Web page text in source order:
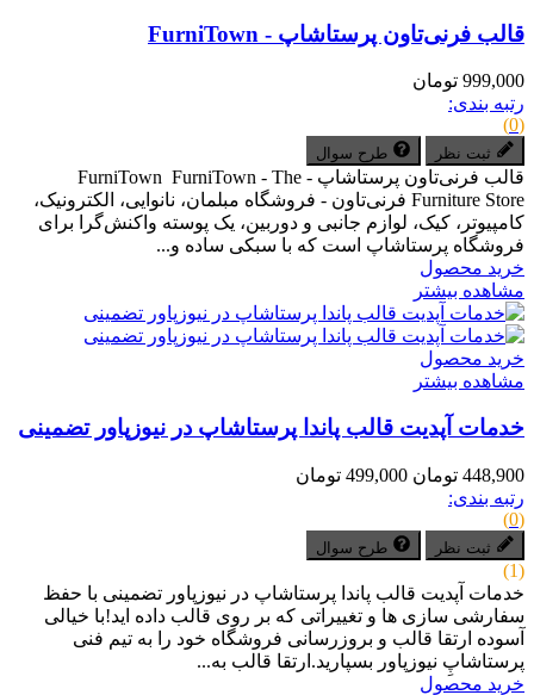
قالب فرنی‌تاون پرستاشاپ - FurniTown
999,000 تومان
رتبه بندی:
(0)
ثبت نظر طرح سوال
قالب فرنی‌تاون پرستاشاپ - FurniTown FurniTown - The
Furniture Store فرنی‌تاون - فروشگاه مبلمان، نانوایی، الکترونیک،
کامپیوتر، کیک، لوازم جانبی و دوربین، یک پوسته واکنش‌گرا برای
فروشگاه پرستاشاپ است که با سبکی ساده و...
خرید محصول
مشاهده بیشتر
خرید محصول
مشاهده بیشتر
خدمات آپدیت قالب پاندا پرستاشاپ در نیوزپاور تضمینی
448,900 تومان
499,000 تومان
رتبه بندی:
(0)
ثبت نظر طرح سوال
(1)
خدمات آپدیت قالب پاندا پرستاشاپ در نیوزپاور تضمینی با حفظ
سفارشی سازی ها و تغییراتی که بر روی قالب داده اید!با خیالی
آسوده ارتقا قالب و بروزرسانی فروشگاه خود را به تیم فنی
پرستاشاپِ نیوزپاور بسپارید.ارتقا قالب به...
خرید محصول